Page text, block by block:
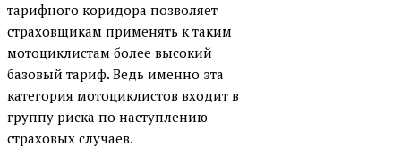
тарифного коридора позволяет
страховщикам применять к таким
мотоциклистам более высокий
базовый тариф. Ведь именно эта
категория мотоциклистов входит в
группу риска по наступлению
страховых случаев.